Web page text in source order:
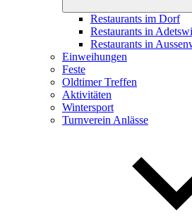
Restaurants im Dorf
Restaurants in
Restaurants in
Einweihungen
Feste
Oldtimer Treffen
Aktivitäten
Wintersport
Turnverein Anlässe